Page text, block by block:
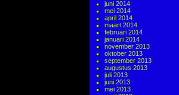
juni 2014
mei 2014
april 2014
maart 2014
februari 2014
januari 2014
november 2013
oktober 2013
september 2013
augustus 2013
juli 2013
juni 2013
mei 2013